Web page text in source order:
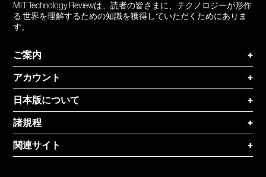
MIT Technology Reviewは、読者の皆さまに、テクノロジーが形作
る 世界を理解するための知識を獲得していただくためにありま
す。
ご案内
+
アカウント
+
日本版について
+
諸規程
+
関連サイト
+